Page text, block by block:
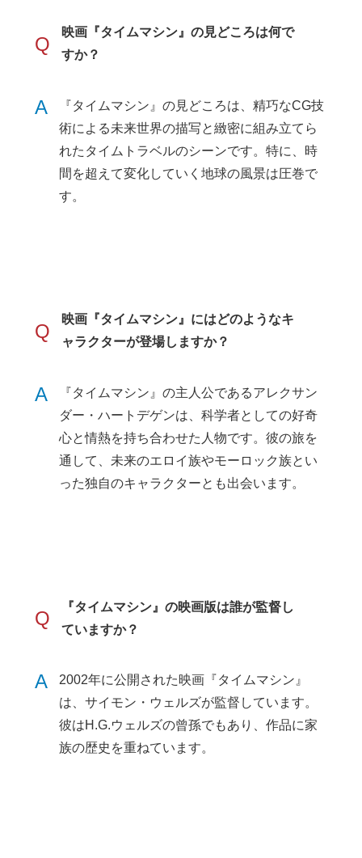
Q
映画『タイムマシン』の見どころは何で
すか？
A
『タイムマシン』の見どころは、精巧なCG技
術による未来世界の描写と緻密に組み立てら
れたタイムトラベルのシーンです。特に、時
間を超えて変化していく地球の風景は圧巻で
す。
Q
映画『タイムマシン』にはどのようなキ
ャラクターが登場しますか？
A
『タイムマシン』の主人公であるアレクサン
ダー・ハートデゲンは、科学者としての好奇
心と情熱を持ち合わせた人物です。彼の旅を
通して、未来のエロイ族やモーロック族とい
った独自のキャラクターとも出会います。
Q
『タイムマシン』の映画版は誰が監督し
ていますか？
A
2002年に公開された映画『タイムマシン』
は、サイモン・ウェルズが監督しています。
彼はH.G.ウェルズの曾孫でもあり、作品に家
族の歴史を重ねています。